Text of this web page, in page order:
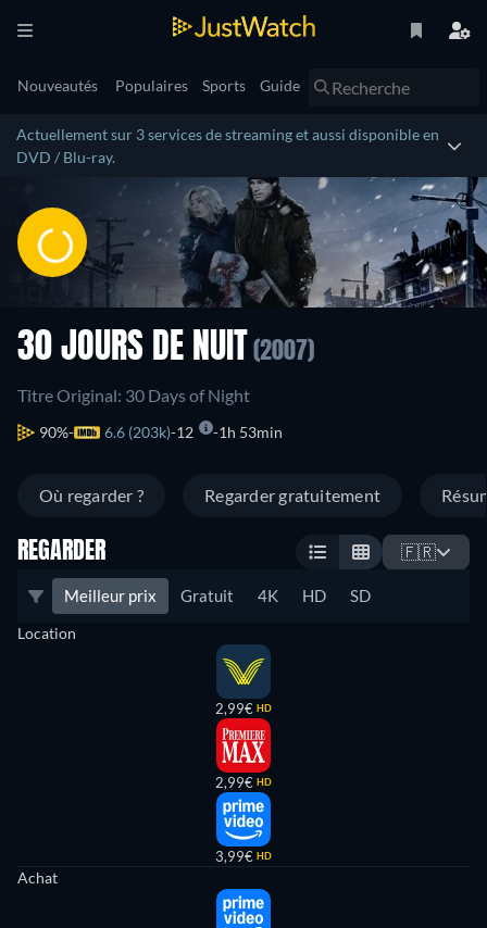
Nouveautés Populaires Sports Guide
Actuellement sur 3 services de streaming et aussi disponible en
DVD / Blu-ray.
30 JOURS DE NUIT (2007)
Titre Original: 30 Days of Night
90% 6.6 (203k) 12 1h 53min
Où regarder ? Regarder gratuitement
REGARDER 🇫🇷
Meilleur prix Gratuit 4K HD SD
Location
2,99€ HD
2,99€ HD
3,99€ HD
Achat